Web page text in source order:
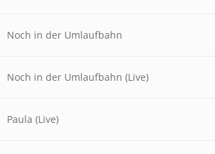
Noch in der Umlaufbahn
Noch in der Umlaufbahn (Live)
Paula (Live)